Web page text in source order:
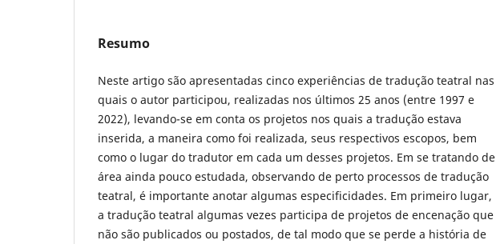
Resumo
Neste artigo são apresentadas cinco experiências de tradução teatral nas
quais o autor participou, realizadas nos últimos 25 anos (entre 1997 e
2022), levando-se em conta os projetos nos quais a tradução estava
inserida, a maneira como foi realizada, seus respectivos escopos, bem
como o lugar do tradutor em cada um desses projetos. Em se tratando de
área ainda pouco estudada, observando de perto processos de tradução
teatral, é importante anotar algumas especificidades. Em primeiro lugar,
a tradução teatral algumas vezes participa de projetos de encenação que
não são publicados ou postados, de tal modo que se perde a história de